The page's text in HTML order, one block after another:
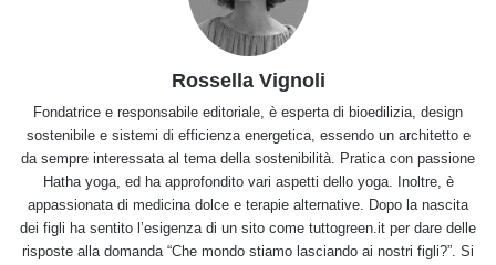
Rossella Vignoli
Fondatrice e responsabile editoriale, è esperta di bioedilizia, design
sostenibile e sistemi di efficienza energetica, essendo un architetto e
da sempre interessata al tema della sostenibilità. Pratica con passione
Hatha yoga, ed ha approfondito vari aspetti dello yoga. Inoltre, è
appassionata di medicina dolce e terapie alternative. Dopo la nascita
dei figli ha sentito l’esigenza di un sito come tuttogreen.it per dare delle
risposte alla domanda “Che mondo stiamo lasciando ai nostri figli?”. Si